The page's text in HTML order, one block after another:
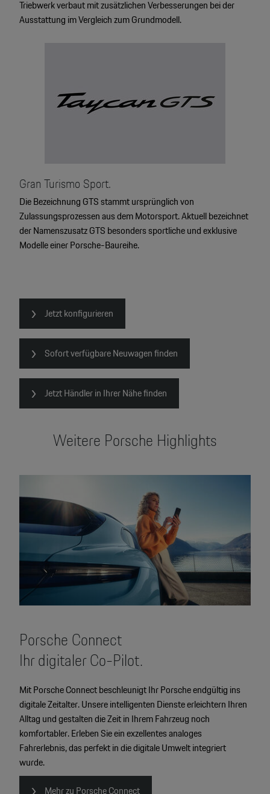
Triebwerk verbaut mit zusätzlichen Verbesserungen bei der
Ausstattung im Vergleich zum Grundmodell.
Gran Turismo Sport.
Die Bezeichnung GTS stammt ursprünglich von
Zulassungsprozessen aus dem Motorsport. Aktuell bezeichnet
der Namenszusatz GTS besonders sportliche und exklusive
Modelle einer Porsche-Baureihe.
Jetzt konfigurieren
Sofort verfügbare Neuwagen finden
Jetzt Händler in Ihrer Nähe finden
Weitere Porsche Highlights
Porsche Connect
Ihr digitaler Co-Pilot.
Mit Porsche Connect beschleunigt Ihr Porsche endgültig ins
digitale Zeitalter. Unsere intelligenten Dienste erleichtern Ihren
Alltag und gestalten die Zeit in Ihrem Fahrzeug noch
komfortabler. Erleben Sie ein exzellentes analoges
Fahrerlebnis, das perfekt in die digitale Umwelt integriert
wurde.
Mehr zu Porsche Connect